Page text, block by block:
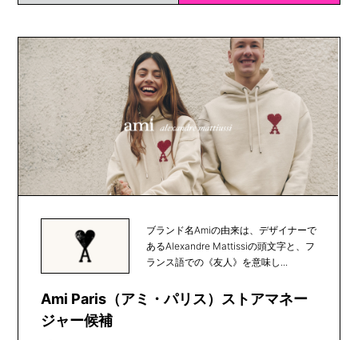
ブランド名Amiの由来は、デザイナーで
あるAlexandre Mattissiの頭文字と、フ
ランス語での《友人》を意味し...
Ami Paris（アミ・パリス）ストアマネー
ジャー候補